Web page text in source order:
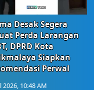
Desak Segera
Perda Larangan
DPRD Kota
Siapkan
Perwal
2026, 10:48 AM